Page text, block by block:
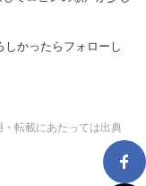
かったらフォローし
・転載にあたっては出典